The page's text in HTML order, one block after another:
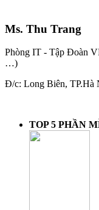
Ms. Thu Trang
Phòng IT - Tập Đoàn
…)
Đ/c: Long Biên, TP.Hà
TOP 5 PHẦN